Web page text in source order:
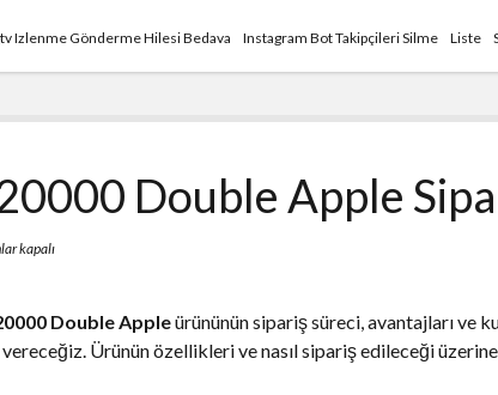
Izlenme Gönderme Hilesi Bedava Instagram Bot Takipçileri Silme Liste
Double Apple
kapalı
Double Appleürününün sipariş süreci, avantajları ve
Ürünün özellikleri ve nasıl sipariş edileceği